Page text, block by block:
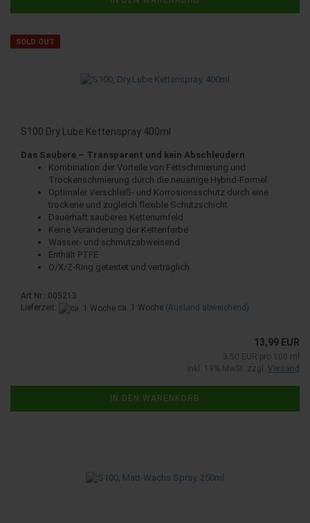
SOLD OUT
S100 Dry Lube Kettenspray 400ml
Das Saubere – Transparent und kein Abschleudern
Kombination der Vorteile von Fettschmierung und
Trockenschmierung durch die neuartige Hybrid-Formel
Optimaler Verschleiß- und Korrosionsschutz durch eine
trockene und zugleich flexible Schutzschicht
Dauerhaft sauberes Kettenumfeld
Keine Veränderung der Kettenfarbe
Wasser- und schmutzabweisend
Enthält PTFE
O/X/Z-Ring getestet und verträglich
Art.Nr.: 005213
Lieferzeit:
ca. 1 Woche (Ausland abweichend)
13,99 EUR
3,50 EUR pro 100 ml
inkl. 19% MwSt. zzgl. Versand
IN DEN WARENKORB